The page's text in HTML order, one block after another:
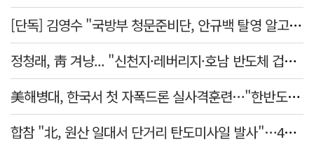
[단독] 김영수 "국방부 청문준비단, 안규백 탈영 알고있었다"
정청래, 靑 겨냥... "신천지·레버리지·호남 반도체 겁박 사과하라"
美해병대, 한국서 첫 자폭드론 실사격훈련…"한반도 지형 학습"
합참 "北, 원산 일대서 단거리 탄도미사일 발사"…42일 만